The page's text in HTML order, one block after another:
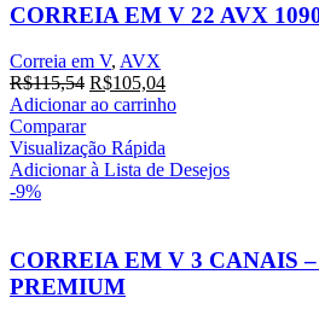
CORREIA EM V 22 AVX
Correia em V, AVX
R$115,54 O
preço
era:
R$115,54.
R$105,04O
preço
R$105,04.
Adicionar ao carrinho
Comparar
Visualização Rápida
Adicionar à Lista de Desejos
-9%
CORREIA EM V 3 CANAIS
PREMIUM